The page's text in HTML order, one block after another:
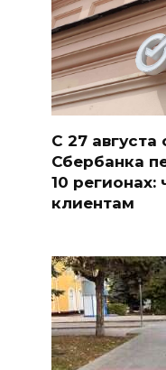
С 27
Сбербанка
10 регионах:
клиентам